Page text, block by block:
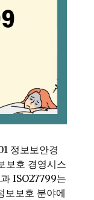
정보보안경
보호 경영시스
ISO27799는
보보호 분야에